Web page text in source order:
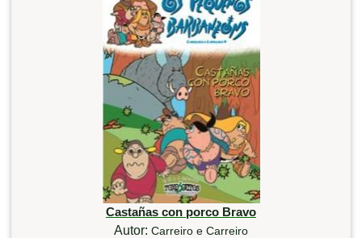
Castañas con porco Bravo
Autor: Carreiro e Carreiro